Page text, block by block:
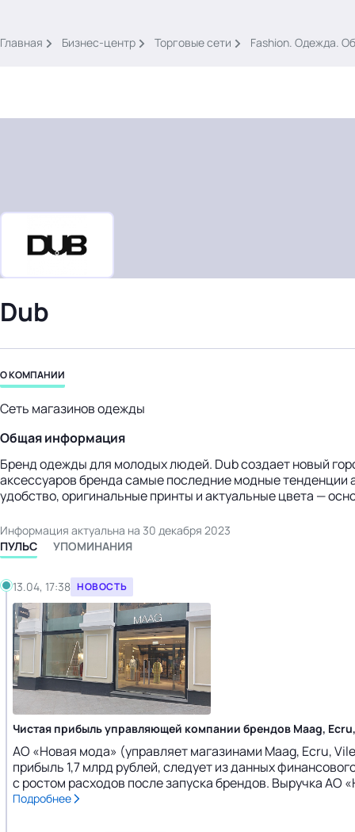
Войти
картина дня
материалы
события
бизнес-центр
Главная Бизнес-центр Торговые сети Fashion. Одежда.
Dub
О КОМПАНИИ
Сеть магазинов одежды
Общая информация
Бренд одежды для молодых людей. Dub создает новый
аксессуаров бренда самые последние модные тенденции
удобство, оригинальные принты и актуальные цвета —
Информация актуальна на 30 декабря 2023
ПУЛЬС
УПОМИНАНИЯ
13.04, 17:38 НОВОСТЬ
Чистая прибыль управляющей компании брендов Maag,
АО «Новая мода» (управляет магазинами Maag, Ecru,
прибыль 1,7 млрд рублей, следует из данных
с ростом расходов после запуска брендов. Выручка АО
Подробнее